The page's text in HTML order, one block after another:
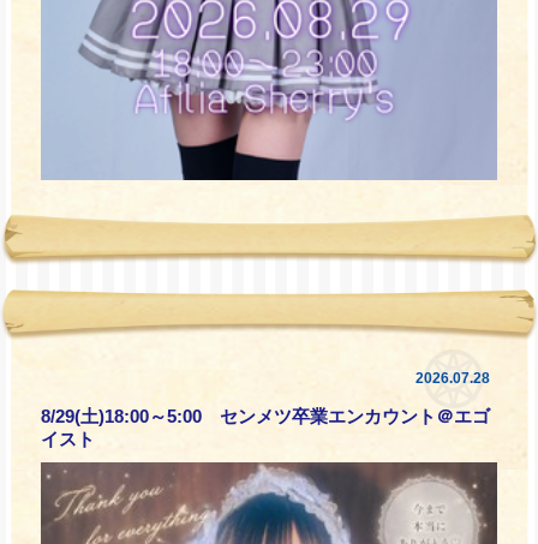
2026.07.28
8/29(土)18:00～5:00 センメツ卒業エンカウント＠エゴ
イスト